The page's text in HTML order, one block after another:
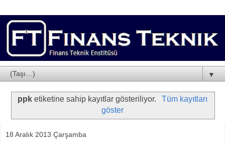
▼
ppk etiketine sahip kayıtlar gösteriliyor.
Tüm kayıtları
göster
18 Aralık 2013 Çarşamba